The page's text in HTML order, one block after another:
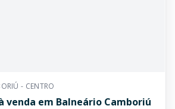
- CENTRO
venda em Balneário Camboriú